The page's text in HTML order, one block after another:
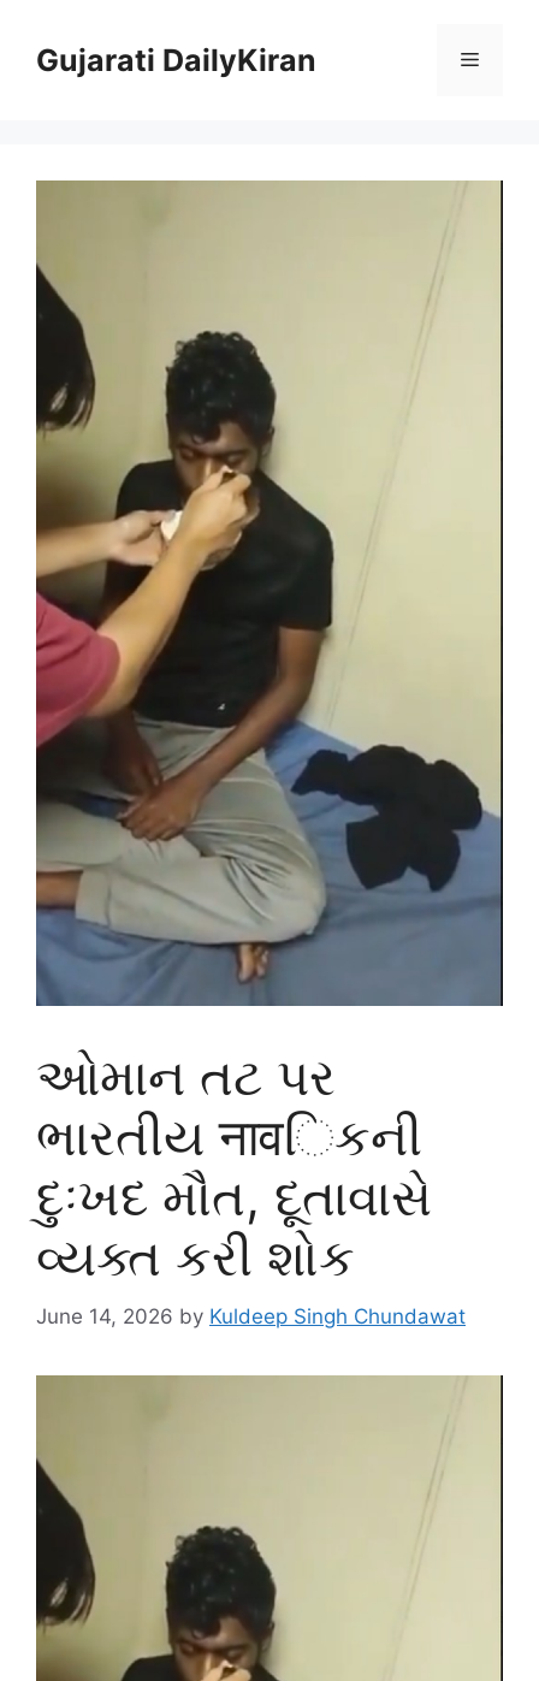
contentGujarati DailyKiran Menu
ઓમાન તટ પર
ભારતીય नावિકની
દુઃખદ મૌત, દૂતાવાસે
વ્યક્ત કરી શોક
June 14, 2026 by Kuldeep Singh Chundawat